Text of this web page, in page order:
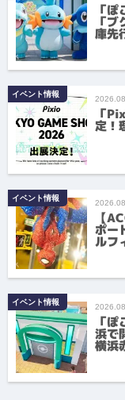
「
「
庫先
イベント情報
「
定！
イベント情報
【
ポー
ルフ
イベント情報
「
浜で
横浜